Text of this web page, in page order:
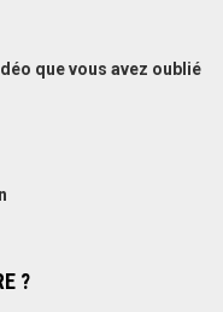
que vous avez oublié
?